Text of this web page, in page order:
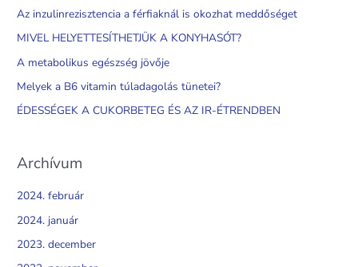
c
h
r
:
Az inzulinrezisztencia a férfiaknál is okozhat meddőséget
MIVEL HELYETTESÍTHETJÜK A KONYHASÓT?
A metabolikus egészség jövője
Melyek a B6 vitamin túladagolás tünetei?
ÉDESSÉGEK A CUKORBETEG ÉS AZ IR-ÉTRENDBEN
Archívum
2024. február
2024. január
2023. december